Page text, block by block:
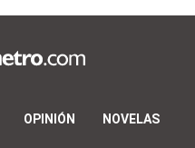
OPINIÓN NOVELAS